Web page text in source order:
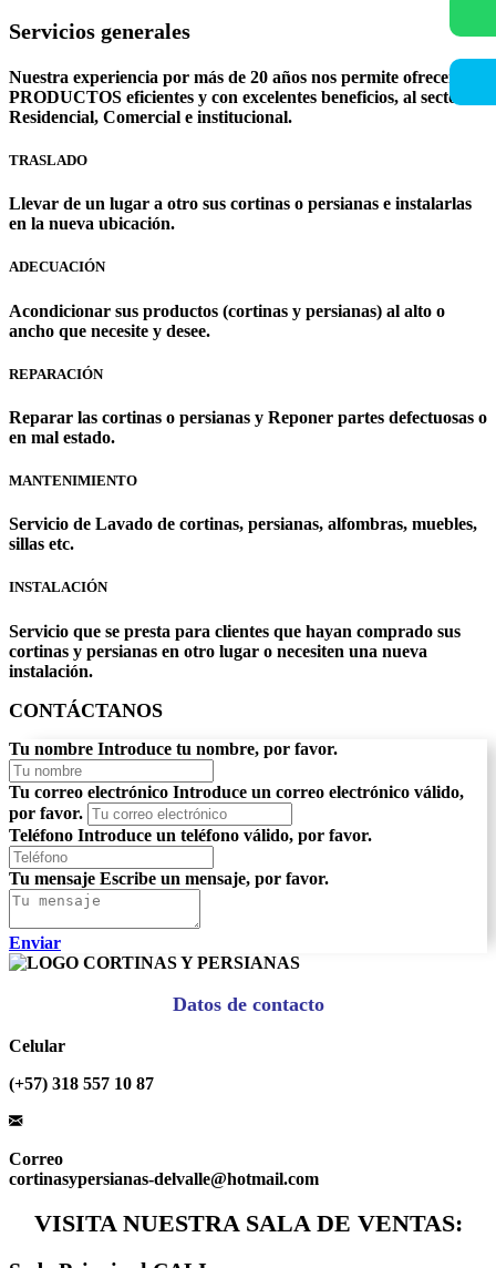
Servicios generales
Nuestra experiencia por más de 20 años nos permite ofrecer
PRODUCTOS eficientes y con excelentes beneficios, al sector
Residencial, Comercial e institucional.
TRASLADO
Llevar de un lugar a otro sus cortinas o persianas e instalarlas
en la nueva ubicación.
ADECUACIÓN
Acondicionar sus productos (cortinas y persianas) al alto o
ancho que necesite y desee.
REPARACIÓN
Reparar las cortinas o persianas y Reponer partes defectuosas o
en mal estado.
MANTENIMIENTO
Servicio de Lavado de cortinas, persianas, alfombras, muebles,
sillas etc.
INSTALACIÓN
Servicio que se presta para clientes que hayan comprado sus
cortinas y persianas en otro lugar o necesiten una nueva
instalación.
CONTÁCTANOS
Tu nombre Introduce tu nombre, por favor.
Tu correo electrónico Introduce un correo electrónico válido,
por favor.
Teléfono Introduce un teléfono válido, por favor.
Tu mensaje Escribe un mensaje, por favor.
Enviar
Datos de contacto
Celular
(+57) 318 557 10 87
Correo
cortinasypersianas-delvalle@hotmail.com
VISITA NUESTRA SALA DE VENTAS: